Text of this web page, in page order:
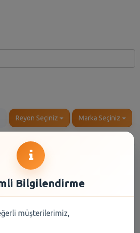
Reyon Seçiniz Marka Seçiniz
Bilgilendirme
müşterilerimiz,